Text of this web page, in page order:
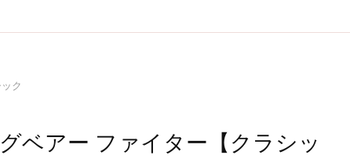
ク
ベアー ファイター【クラシッ